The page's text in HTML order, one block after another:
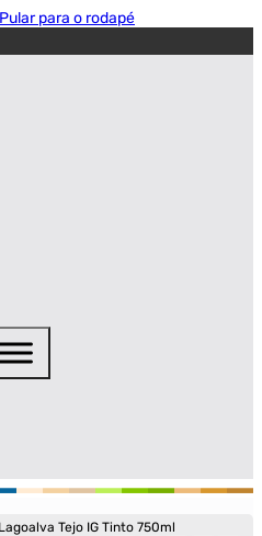
Pular para o rodapé
Tejo IG Tinto 750ml